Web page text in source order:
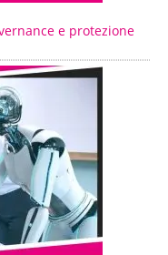
e protezione